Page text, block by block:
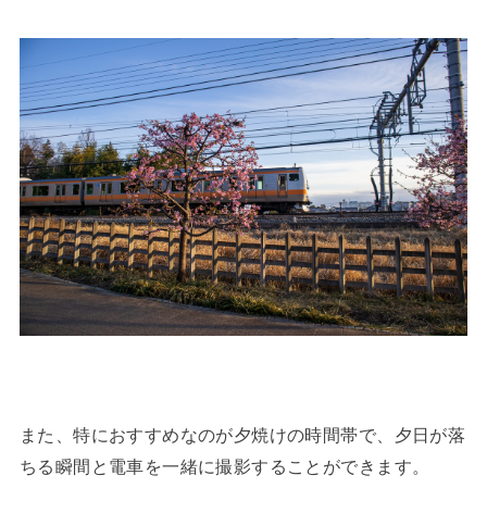
また、特におすすめなのが夕焼けの時間帯で、夕日が落
ちる瞬間と電車を一緒に撮影することができます。